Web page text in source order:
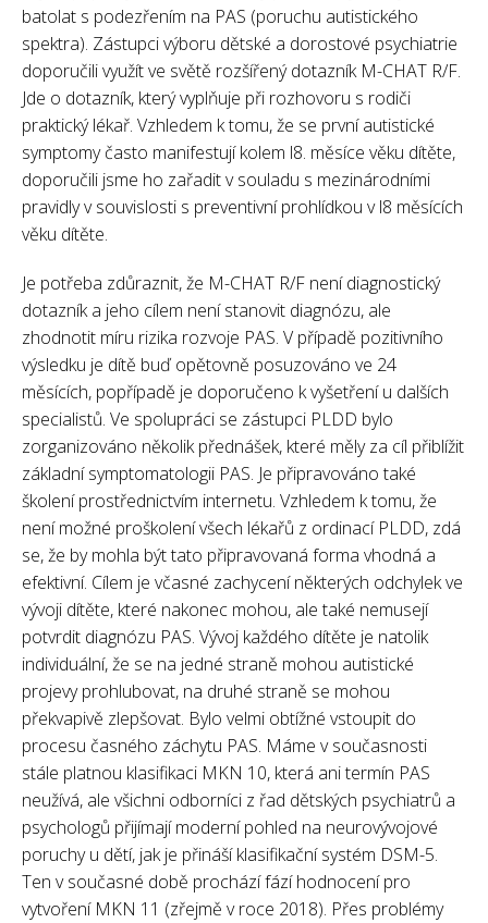
batolat s podezřením na PAS (poruchu autistického
spektra). Zástupci výboru dětské a dorostové psychiatrie
doporučili využít ve světě rozšířený dotazník M-CHAT R/F.
Jde o dotazník, který vyplňuje při rozhovoru s rodiči
praktický lékař. Vzhledem k tomu, že se první autistické
symptomy často manifestují kolem l8. měsíce věku dítěte,
doporučili jsme ho zařadit v souladu s mezinárodními
pravidly v souvislosti s preventivní prohlídkou v l8 měsících
věku dítěte.
Je potřeba zdůraznit, že M-CHAT R/F není diagnostický
dotazník a jeho cílem není stanovit diagnózu, ale
zhodnotit míru rizika rozvoje PAS. V případě pozitivního
výsledku je dítě buď opětovně posuzováno ve 24
měsících, popřípadě je doporučeno k vyšetření u dalších
specialistů. Ve spolupráci se zástupci PLDD bylo
zorganizováno několik přednášek, které měly za cíl přiblížit
základní symptomatologii PAS. Je připravováno také
školení prostřednictvím internetu. Vzhledem k tomu, že
není možné proškolení všech lékařů z ordinací PLDD, zdá
se, že by mohla být tato připravovaná forma vhodná a
efektivní. Cílem je včasné zachycení některých odchylek ve
vývoji dítěte, které nakonec mohou, ale také nemusejí
potvrdit diagnózu PAS. Vývoj každého dítěte je natolik
individuální, že se na jedné straně mohou autistické
projevy prohlubovat, na druhé straně se mohou
překvapivě zlepšovat. Bylo velmi obtížné vstoupit do
procesu časného záchytu PAS. Máme v současnosti
stále platnou klasifikaci MKN 10, která ani termín PAS
neužívá, ale všichni odborníci z řad dětských psychiatrů a
psychologů přijímají moderní pohled na neurovývojové
poruchy u dětí, jak je přináší klasifikační systém DSM-5.
Ten v současné době prochází fází hodnocení pro
vytvoření MKN 11 (zřejmě v roce 2018). Přes problémy